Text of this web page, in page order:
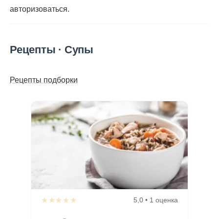
авторизоваться.
Рецепты · Супы
Рецепты подборки
★★★★★ 5,0 • 1 оценка